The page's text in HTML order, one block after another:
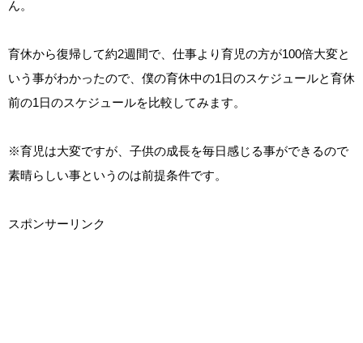
ん。
育休から復帰して約2週間で、仕事より育児の方が100倍大変と
いう事がわかったので、僕の育休中の1日のスケジュールと育休
前の1日のスケジュールを比較してみます。
※育児は大変ですが、子供の成長を毎日感じる事ができるので
素晴らしい事というのは前提条件です。
スポンサーリンク